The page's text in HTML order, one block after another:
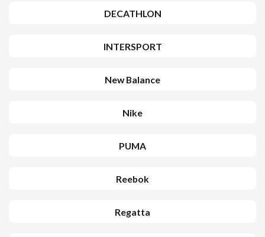
DECATHLON
INTERSPORT
New Balance
Nike
PUMA
Reebok
Regatta